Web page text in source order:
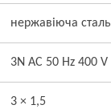
нержавіюча сталь
3N AC 50 Hz 400 V
3 × 1,5